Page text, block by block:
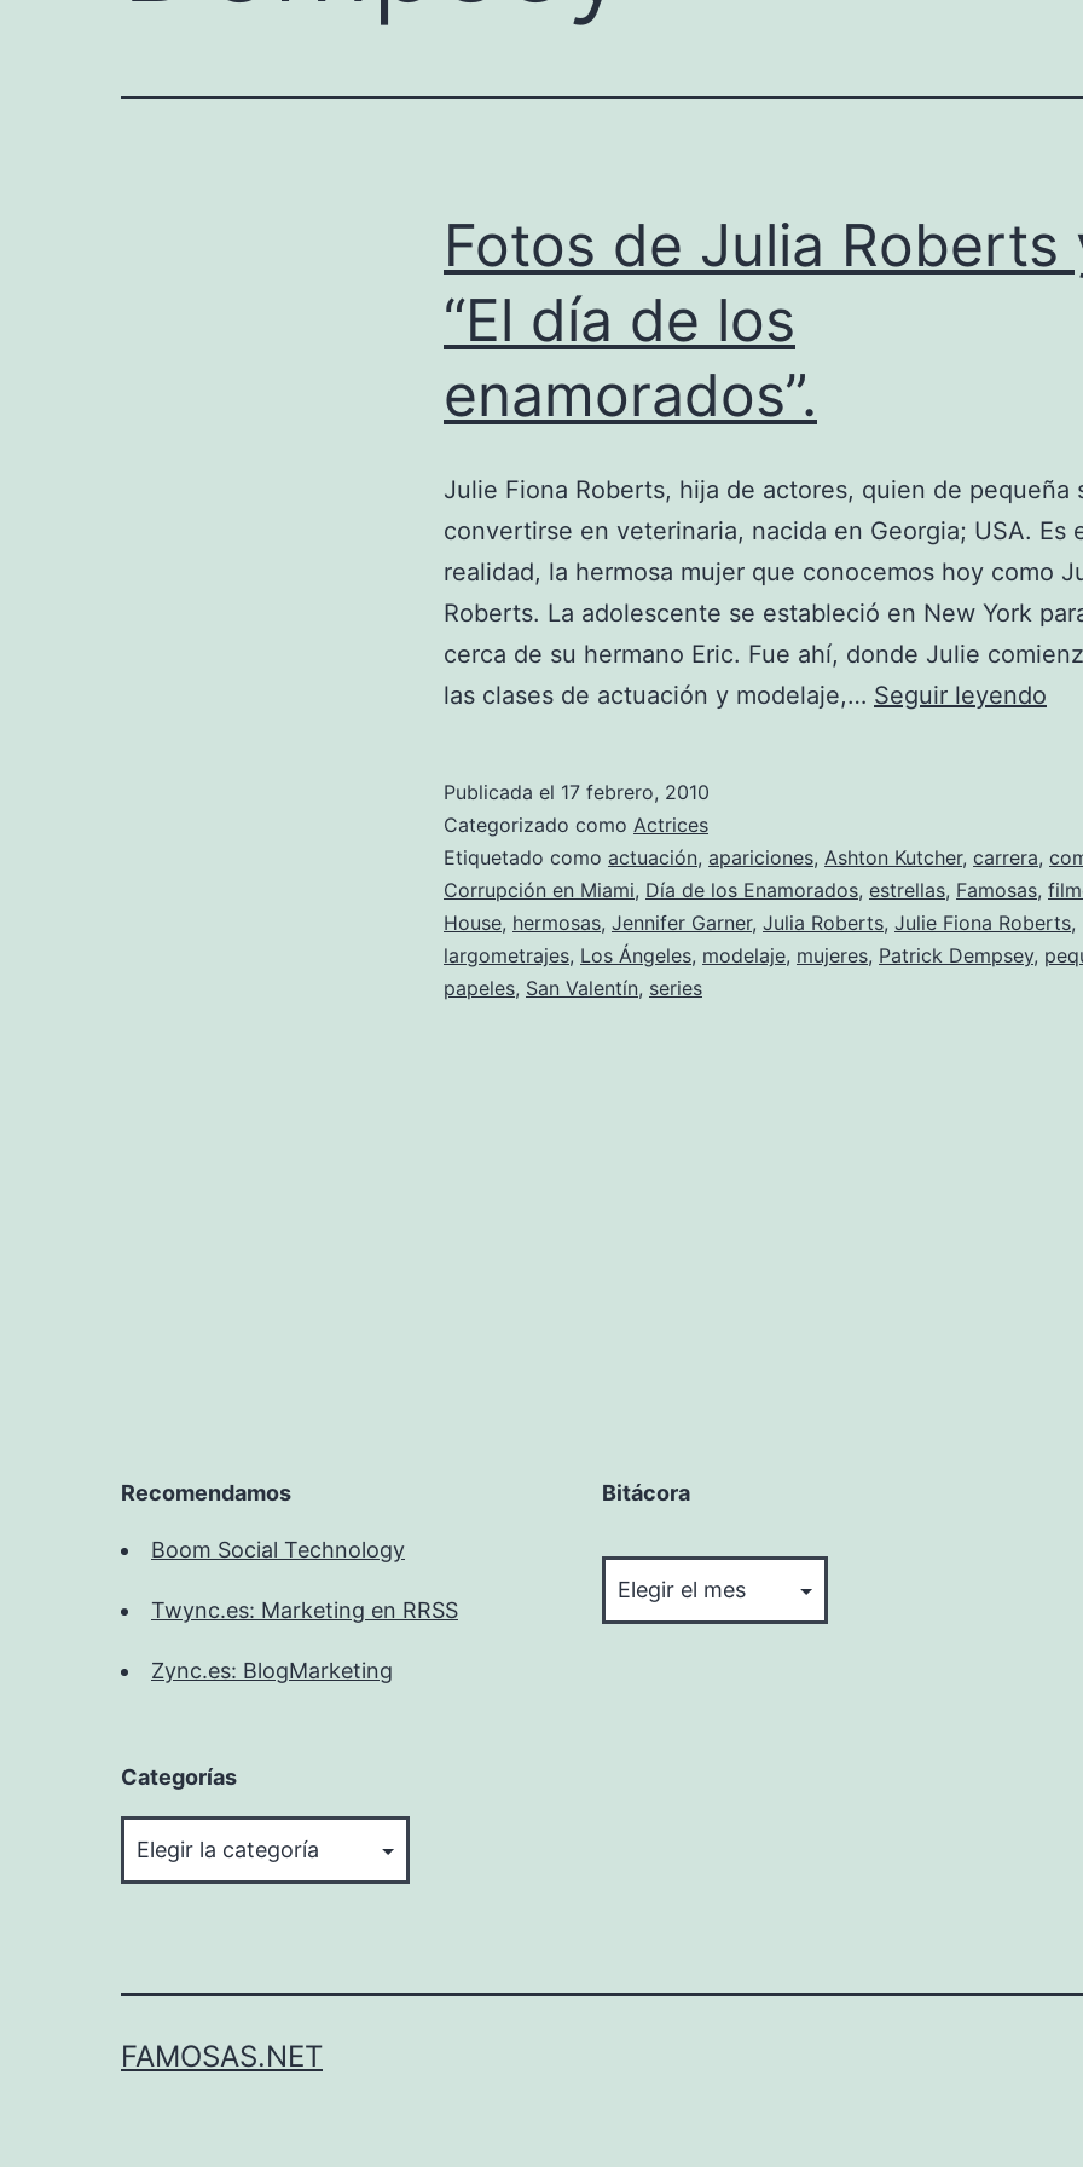
Fotos de Julia Roberts
“El día de los
enamorados”.
Julie Fiona Roberts, hija de actores, quien de pequeña
convertirse en veterinaria, nacida en Georgia; USA. Es
realidad, la hermosa mujer que conocemos hoy como
Roberts. La adolescente se estableció en New York
cerca de su hermano Eric. Fue ahí, donde Julie
las clases de actuación y modelaje,… Seguir leyendo
y
“El
día
Publicada el 17 febrero, 2010
Categorizado como Actrices
Etiquetado como actuación, apariciones, Ashton Kutcher, carrera,
Corrupción en Miami, Día de los Enamorados, estrellas, Famosas,
House, hermosas, Jennifer Garner, Julia Roberts, Julie Fiona Roberts,
largometrajes, Los Ángeles, modelaje, mujeres, Patrick Dempsey,
papeles, San Valentín, series
Recomendamos
Boom Social Technology
Twync.es: Marketing en RRSS
Zync.es: BlogMarketing
Bitácora
Categorías
FAMOSAS.NET